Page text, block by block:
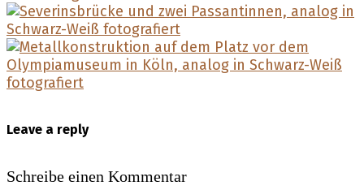
Leave a reply
Schreibe einen Kommentar